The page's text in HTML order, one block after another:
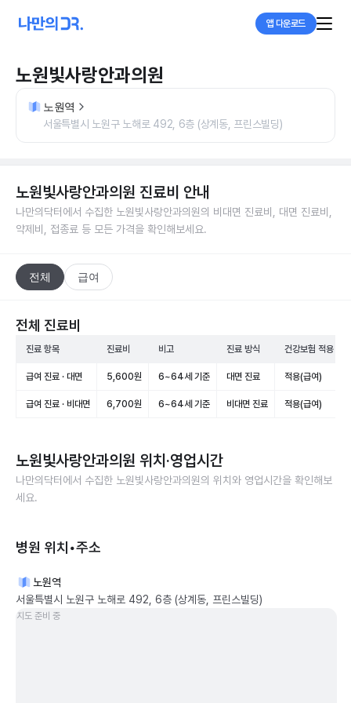
앱 다운로드
노원빛사랑안과의원
노원역
서울특별시 노원구 노해로 492, 6층 (상계동, 프린스빌딩)
노원빛사랑안과의원 진료비 안내
나만의닥터에서 수집한 노원빛사랑안과의원의 비대면 진료비, 대면 진료비,
약제비, 접종료 등 모든 가격을 확인해보세요.
전체 급여
전체 진료비
진료 항목 진료비 비고 진료 방식 건강보험 적용
급여 진료 · 대면 5,600원 6~64세 기준 대면 진료 적용(급여)
급여 진료 · 비대면 6,700원 6~64세 기준 비대면 진료 적용(급여)
노원빛사랑안과의원 위치·영업시간
나만의닥터에서 수집한 노원빛사랑안과의원의 위치와 영업시간을 확인해보
세요.
병원 위치•주소
노원역
서울특별시 노원구 노해로 492, 6층 (상계동, 프린스빌딩)
지도 준비 중